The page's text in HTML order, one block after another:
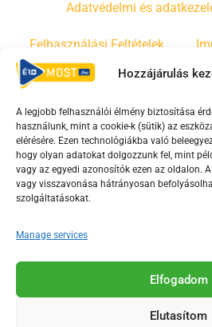
Hozzájárulás
A legjobb felhasználói élmény biztosítása
használunk, mint a cookie-k (sütik) az
elérésére. Ezen technológiákba való
hogy olyan adatokat dolgozzunk fel, mint
vagy az egyedi azonosítók ezen az oldalon.
vagy visszavonása hátrányosan
szolgáltatásokat.
Manage services
Elfogadom
Elutasítom
Adatvédelmi és
Felhasználási Feltételek
Irányelvek
F
a
c
e
o
o
-
Y
o
u
t
b
e
s
T
i
k
Az Érd Média médiaszolgáltatási
Médiatanács a Magyar Média